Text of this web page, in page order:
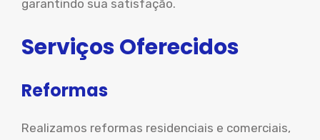
garantindo sua satisfação.
Serviços Oferecidos
Reformas
Realizamos reformas residenciais e comerciais,